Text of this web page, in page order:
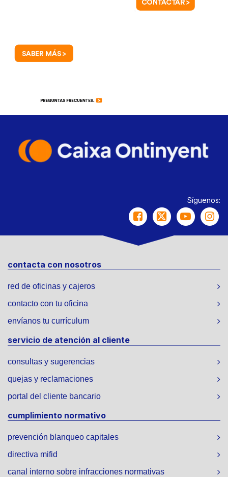
Síguenos:
contacta con nosotros
red de oficinas y cajeros
contacto con tu oficina
envíanos tu currículum
servicio de atención al cliente
consultas y sugerencias
quejas y reclamaciones
portal del cliente bancario
cumplimiento normativo
prevención blanqueo capitales
directiva mifid
canal interno sobre infracciones normativas